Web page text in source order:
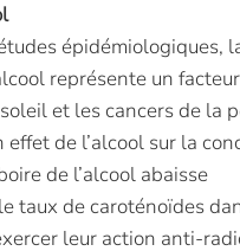
épidémiologiques,
représente un
et les cancers de la
effet de l’alcool sur la
de l’alcool abaisse
taux de caroténoïdes
leur action anti-